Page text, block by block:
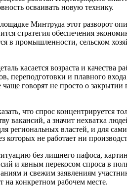
осваивать новую технику.
Минтруда этот разворот
стратегия обеспечения
в промышленности, сельском
касается возраста и качества
переподготовки и плавного
чаще говорят не просто о
что спрос концентрируется
вакансий, а значит нехватка
региональных властей, и для
которых не работает ни
без лишнего пафоса,
и явным перекосом спроса в
и свежим заявлениям
на конкретном рабочем месте.